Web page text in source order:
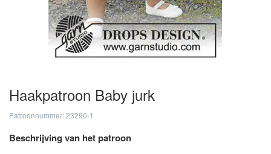
Haakpatroon Baby jurk
Patroonnummer: 23290-1
Beschrijving van het patroon